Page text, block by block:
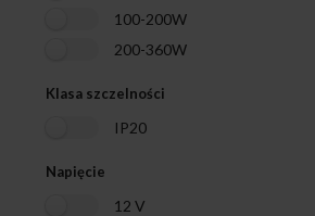
100-200W
200-360W
Klasa szczelności
IP20
Napięcie
12 V